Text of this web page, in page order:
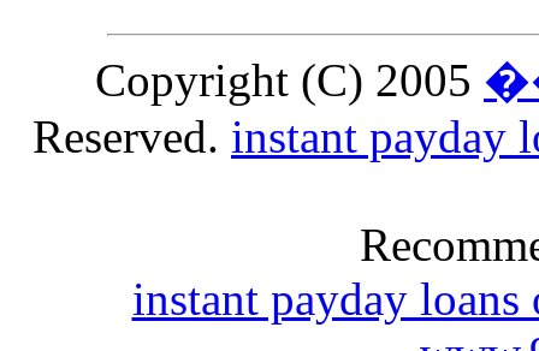
Copyright (C) 2005
Reserved. instant payday
instant payday